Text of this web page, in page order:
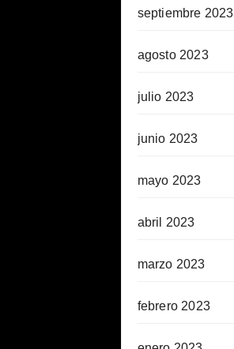
septiembre 2023
agosto 2023
julio 2023
junio 2023
mayo 2023
abril 2023
marzo 2023
febrero 2023